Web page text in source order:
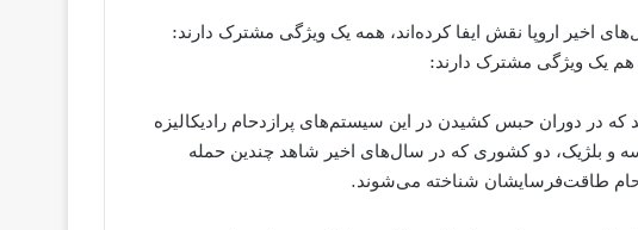
اخیر اروپا نقش ایفا کرده‌اند، همه یک ویژگی مشترک دارند:
هم یک ویژگی مشترک دارند:
در دوران حبس کشیدن در این سیستم‌های پرازدحام رادیکالیزه
و بلژیک، دو کشوری که در سال‌های اخیر شاهد چندین حمله
طاقت‌فرسایشان شناخته می‌شوند.